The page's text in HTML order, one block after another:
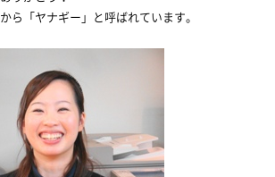
ら「ヤナギー」と呼ばれています。